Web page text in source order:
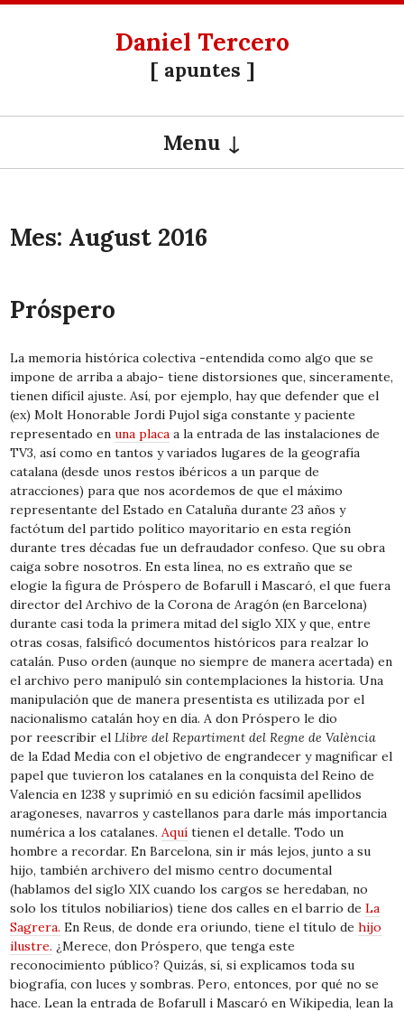
Daniel Tercero
[ apuntes ]
Menu
Mes: August 2016
Próspero
La memoria histórica colectiva -entendida como algo que se
impone de arriba a abajo- tiene distorsiones que, sinceramente,
tienen difícil ajuste. Así, por ejemplo, hay que defender que el
(ex) Molt Honorable Jordi Pujol siga constante y paciente
representado enuna placa a la entrada de las instalaciones de
TV3, así como en tantos y variados lugares de la geografía
catalana (desde unos restos ibéricos a un parque de
atracciones) para que nos acordemos de que el máximo
representante del Estado en Cataluña durante 23 años y
factótum del partido político mayoritario en esta región
durante tres décadas fue un defraudador confeso. Que su obra
caiga sobre nosotros. En esta línea, no es extraño que se
elogie la figura de Próspero de Bofarull i Mascaró, el que fuera
director del Archivo de la Corona de Aragón (en Barcelona)
durante casi toda la primera mitad del siglo XIX y que, entre
otras cosas, falsificó documentos históricos para realzar lo
catalán. Puso orden (aunque no siempre de manera acertada) en
el archivo pero manipuló sin contemplaciones la historia. Una
manipulación que de manera presentista es utilizada por el
nacionalismo catalán hoy en día. A don Próspero le dio
por reescribir elLlibre del Repartiment del Regne de València
de la Edad Media con el objetivo de engrandecer y magnificar el
papel que tuvieron los catalanes en la conquista del Reino de
Valencia en 1238 y suprimió en su edición facsímil apellidos
aragoneses, navarros y castellanos para darle más importancia
numérica a los catalanes.Aquí tienen el detalle. Todo un
hombre a recordar. En Barcelona, sin ir más lejos, junto a su
hijo, también archivero del mismo centro documental
(hablamos del siglo XIX cuando los cargos se heredaban, no
solo los títulos nobiliarios) tiene dos calles en el barrio deLa
Sagrera. En Reus, de donde era oriundo, tiene el título dehijo
ilustre. ¿Merece, don Próspero, que tenga este
reconocimiento público? Quizás, sí, si explicamos toda su
biografía, con luces y sombras. Pero, entonces, por qué no se
hace. Lean la entrada de Bofarull i Mascaró en Wikipedia, lean la